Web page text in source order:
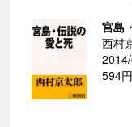
宮島
西村
594